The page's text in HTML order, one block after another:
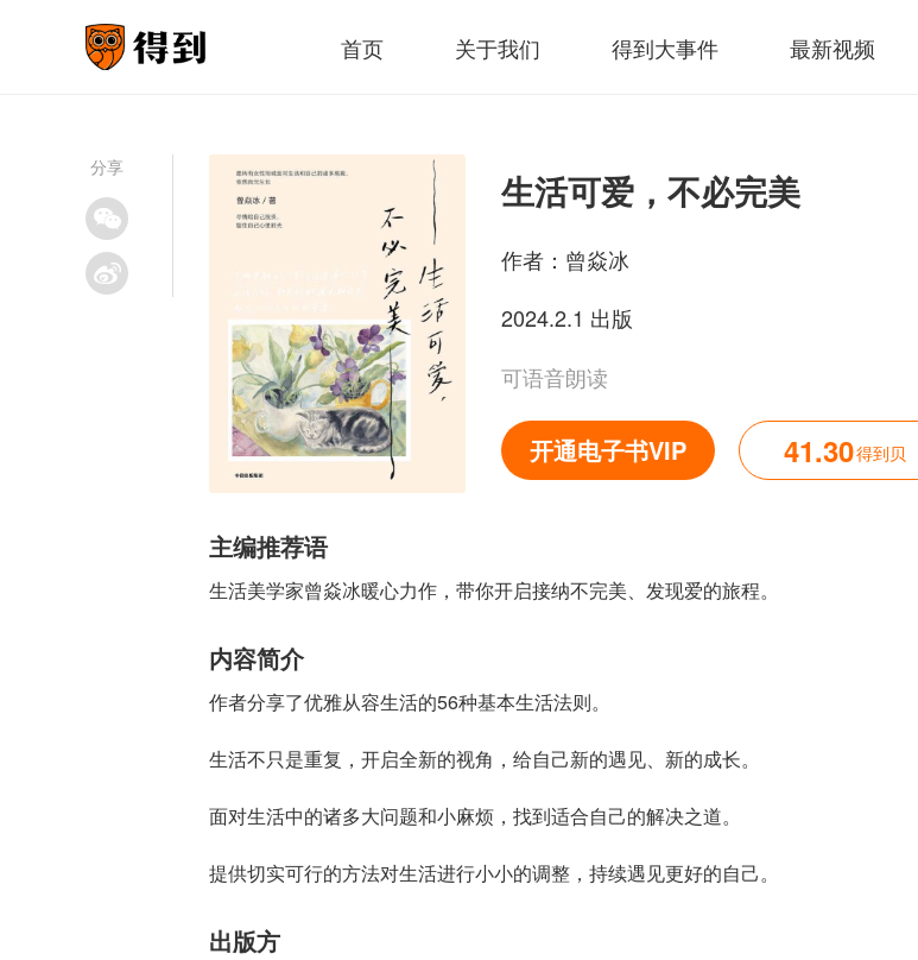
首页 关于我们 得到大事件 最新视频
分享
生活可爱，不必完美
作者： 曾焱冰
2024.2.1 出版
可语音朗读
开通电子书VIP 41.30得到贝
主编推荐语
生活美学家曾焱冰暖心力作，带你开启接纳不完美、发现爱的旅程。
内容简介
作者分享了优雅从容生活的56种基本生活法则。
生活不只是重复，开启全新的视角，给自己新的遇见、新的成长。
面对生活中的诸多大问题和小麻烦，找到适合自己的解决之道。
提供切实可行的方法对生活进行小小的调整，持续遇见更好的自己。
出版方